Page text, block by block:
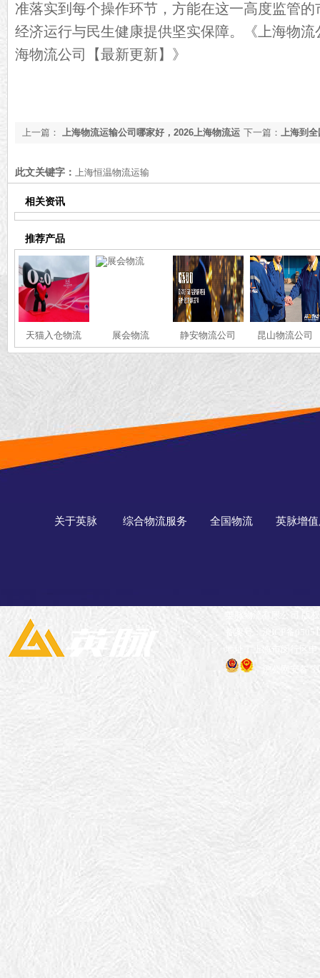
准落实到每个操作环节，方能在这一高度监管
经济运行与民生健康提供坚实保障。《 上海物
海物流公司【最新更新】 》
下一篇： 上海到
上一篇： 上海物流运输公司哪家好，2026上海物流运
此文关键字： 上海恒温物流运输
相关资讯
推荐产品
天猫入仓物流 展会物流 静安物流公司 昆山物流公司
关于英脉 综合物流服务 全国物流 英脉增
英脉物流有限公司 版
备案号：沪ICP备
沪公网安备